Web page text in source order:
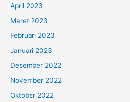
April 2023
Maret 2023
Februari 2023
Januari 2023
Desember 2022
November 2022
Oktober 2022